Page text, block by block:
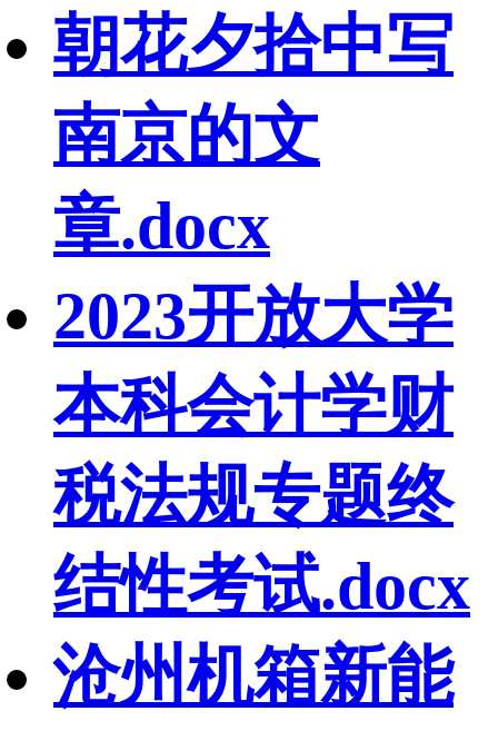
朝花夕拾中写
南京的文
章.docx
2023开放大学
本科会计学财
税法规专题终
结性考试.docx
沧州机箱新能